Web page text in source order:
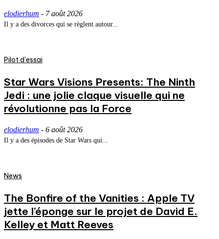
elodierhum - 7 août 2026
Il y a des divorces qui se règlent autour...
Pilot d'essai
Star Wars Visions Presents: The Ninth
Jedi : une jolie claque visuelle qui ne
révolutionne pas la Force
elodierhum - 6 août 2026
Il y a des épisodes de Star Wars qui...
News
The Bonfire of the Vanities : Apple TV
jette l’éponge sur le projet de David E.
Kelley et Matt Reeves